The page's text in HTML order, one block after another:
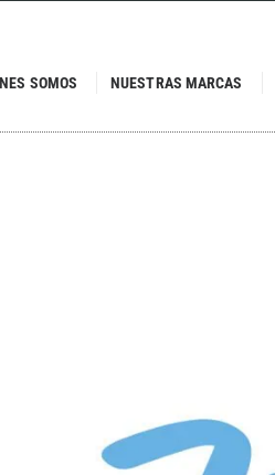
SOMOS NUESTRAS MARCAS